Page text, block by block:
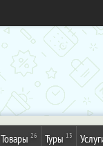
Товары 26 Туры 13